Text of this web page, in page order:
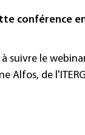
conférence
suivre le
Alfos, de